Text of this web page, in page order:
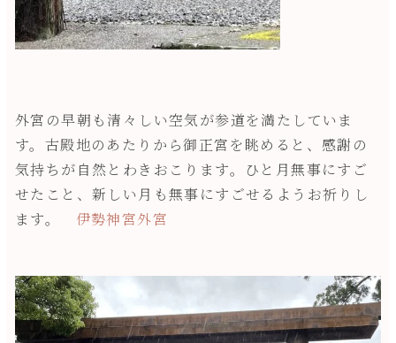
外宮の早朝も清々しい空気が参道を満たしていま
す。古殿地のあたりから御正宮を眺めると、感謝の
気持ちが自然とわきおこります。ひと月無事にすご
せたこと、新しい月も無事にすごせるようお祈りし
ます。 伊勢神宮外宮